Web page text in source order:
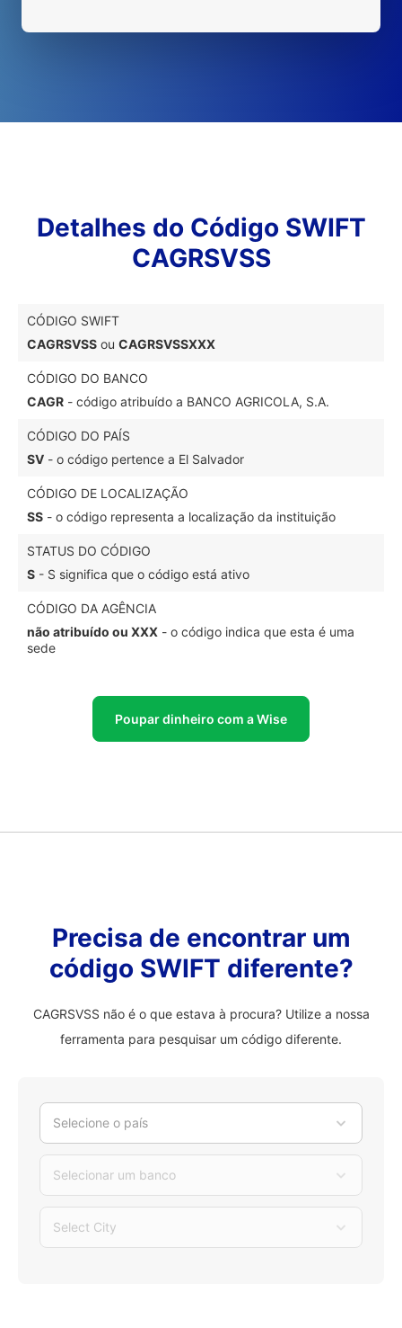
Detalhes do Código SWIFT
CAGRSVSS
CÓDIGO SWIFT
CAGRSVSS ou CAGRSVSSXXX
CÓDIGO DO BANCO
CAGR - código atribuído a BANCO AGRICOLA, S.A.
CÓDIGO DO PAÍS
SV - o código pertence a El Salvador
CÓDIGO DE LOCALIZAÇÃO
SS - o código representa a localização da instituição
STATUS DO CÓDIGO
S - S significa que o código está ativo
CÓDIGO DA AGÊNCIA
não atribuído ou XXX - o código indica que esta é uma
sede
Poupar dinheiro com a Wise
Precisa de encontrar um
código SWIFT diferente?
CAGRSVSS não é o que estava à procura? Utilize a nossa
ferramenta para pesquisar um código diferente.
Selecione o país
Selecionar um banco
Select City